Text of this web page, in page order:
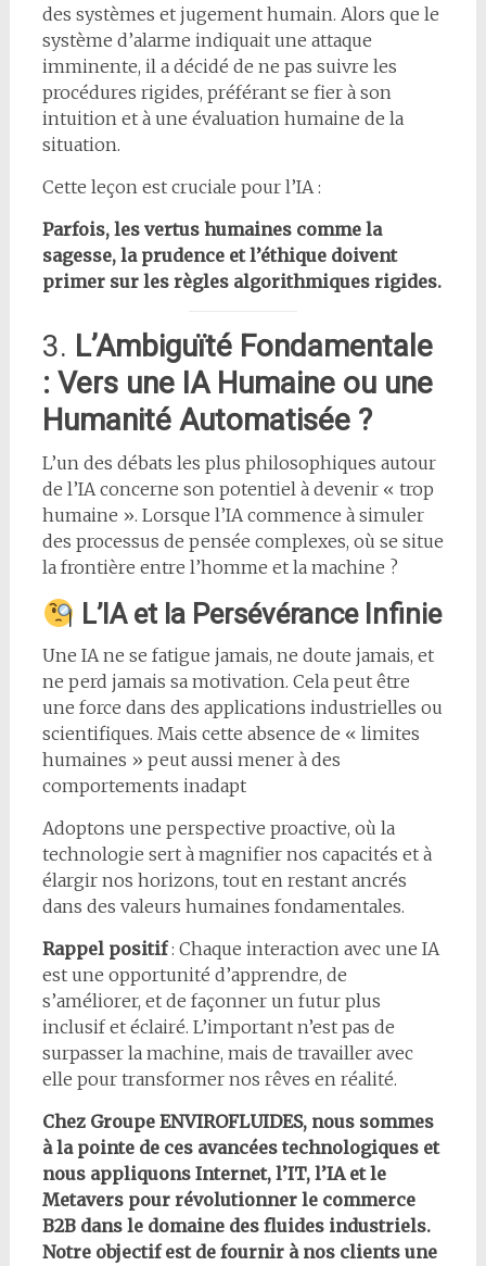
des systèmes et jugement humain. Alors que le
système d’alarme indiquait une attaque
imminente, il a décidé de ne pas suivre les
procédures rigides, préférant se fier à son
intuition et à une évaluation humaine de la
situation.
Cette leçon est cruciale pour l’IA :
Parfois, les vertus humaines comme la
sagesse, la prudence et l’éthique doivent
primer sur les règles algorithmiques rigides.
3. L’Ambiguïté Fondamentale
: Vers une IA Humaine ou une
Humanité Automatisée ?
L’un des débats les plus philosophiques autour
de l’IA concerne son potentiel à devenir « trop
humaine ». Lorsque l’IA commence à simuler
des processus de pensée complexes, où se situe
la frontière entre l’homme et la machine ?
L’IA et la Persévérance Infinie
Une IA ne se fatigue jamais, ne doute jamais, et
ne perd jamais sa motivation. Cela peut être
une force dans des applications industrielles ou
scientifiques. Mais cette absence de « limites
humaines » peut aussi mener à des
comportements inadapt
Adoptons une perspective proactive, où la
technologie sert à magnifier nos capacités et à
élargir nos horizons, tout en restant ancrés
dans des valeurs humaines fondamentales.
Rappel positif: Chaque interaction avec une IA
est une opportunité d’apprendre, de
s’améliorer, et de façonner un futur plus
inclusif et éclairé. L’important n’est pas de
surpasser la machine, mais de travailler avec
elle pour transformer nos rêves en réalité.
Chez Groupe ENVIROFLUIDES, nous sommes
à la pointe de ces avancées technologiques et
nous appliquons Internet, l’IT, l’IA et le
Metavers pour révolutionner le commerce
B2B dans le domaine des fluides industriels.
Notre objectif est de fournir à nos clients une